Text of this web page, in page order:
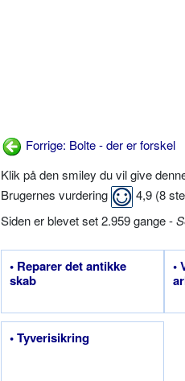
Forrige: Bolte - der er forskel
Klik på den smiley du vil give
Brugernes vurdering
4,9 (8
Siden er blevet set 2.959 gange -
• Reparer det antikke
skab
•
• Tyverisikring